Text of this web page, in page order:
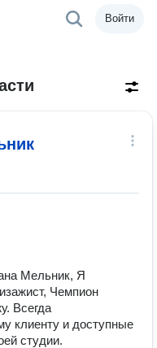
Войти
Мельник, Я
Чемпион
Всегда
клиенту и доступные
студии.